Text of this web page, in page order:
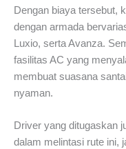
Dengan biaya tersebut,
dengan armada
Luxio, serta Avanza.
fasilitas AC yang
membuat suasana
nyaman.
Driver yang ditugaskan
dalam melintasi rute ini,